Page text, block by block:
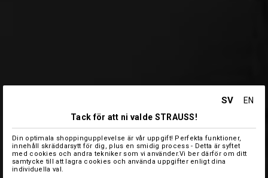
SV
EN
Tack för att ni valde STRAUSS!
Din optimala shoppingupplevelse är vår uppgift! Perfekta funktioner,
innehåll skräddarsytt för dig, plus en smidig process - Detta är syftet
med cookies och andra tekniker som vi använder.Vi ber därför om ditt
samtycke till att lagra cookies och använda uppgifter enligt dina
individuella val.